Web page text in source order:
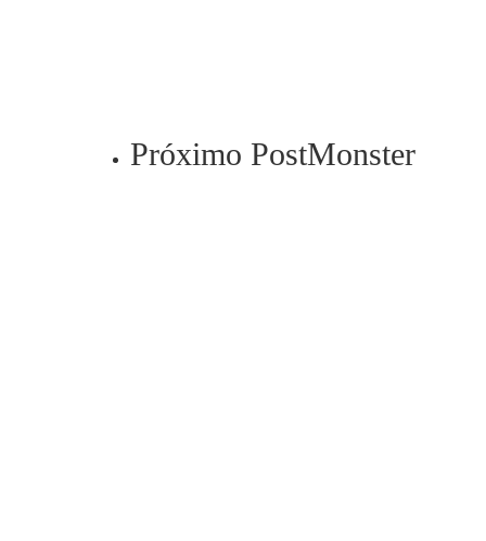
Próximo PostMonster